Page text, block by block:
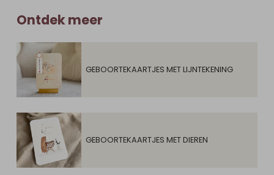
Ontdek meer
GEBOORTEKAARTJES MET LIJNTEKENING
GEBOORTEKAARTJES MET DIEREN